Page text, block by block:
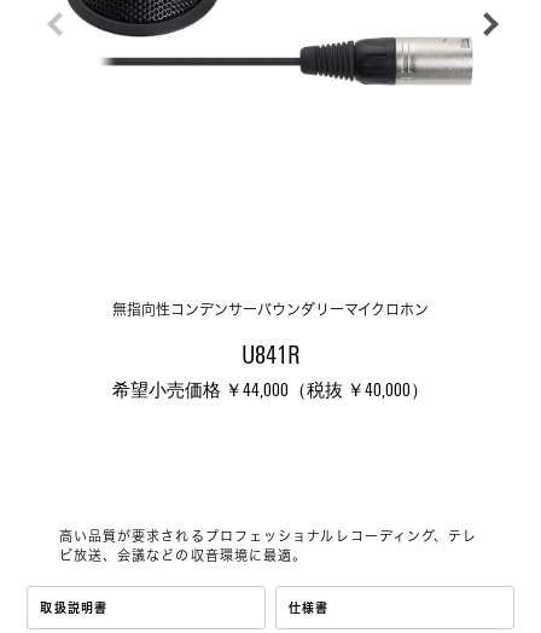
無指向性コンデンサーバウンダリーマイクロホン
U841R
希望小売価格 ￥44,000（税抜 ￥40,000）
高い品質が要求されるプロフェッショナルレコーディング、テレ
ビ放送、会議などの収音環境に最適。
取扱説明書 仕様書